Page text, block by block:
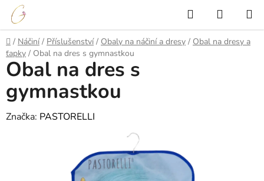
Přejít
obsah
Hledat
KOŠÍK
Domů
/ Náčiní / Příslušenství / Obaly na náčiní a dresy / Obal na dresy a
ťapky / Obal na dres s gymnastkou
Obal na dres s
gymnastkou
Značka: PASTORELLI